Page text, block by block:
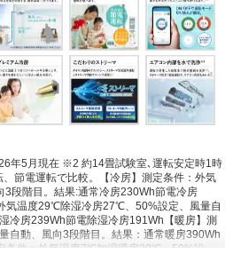
年5月現在 ※2 約14畳試験室､運転安定時1時
節電運転で比較。【冷房】測定条件：外気
段階目。結果:通常冷房230Wh節電冷房
気温度29℃除湿冷房27℃、50%設定、風量自
冷房239Wh節電除湿冷房191Wh【暖房】測
動、風向3段階目。結果：通常暖房390Wh
条件：外気温度7℃加湿暖房20℃、50%設